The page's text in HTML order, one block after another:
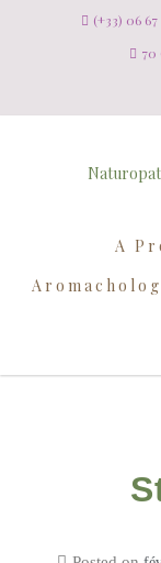
(+33) 06 67
70
A